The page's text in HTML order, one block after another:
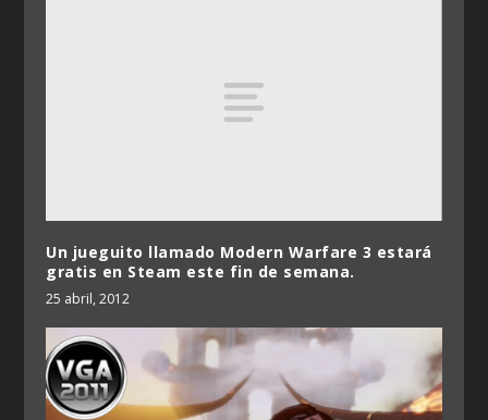
Un jueguito llamado Modern Warfare 3 estará
gratis en Steam este fin de semana.
25 abril, 2012